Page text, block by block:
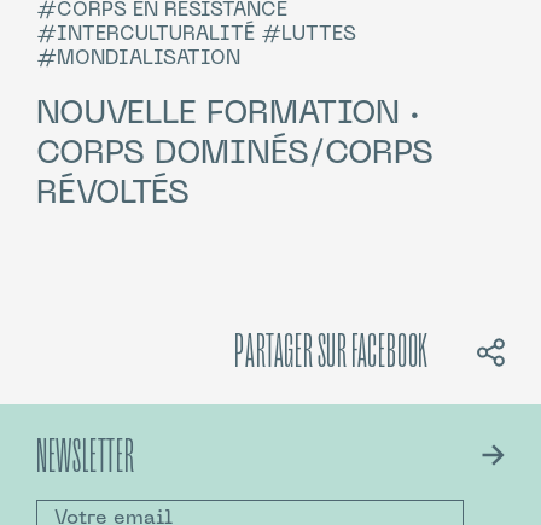
#CORPS EN RÉSISTANCE
#INTERCULTURALITÉ #LUTTES
#MONDIALISATION
NOUVELLE FORMATION ·
CORPS DOMINÉS/CORPS
RÉVOLTÉS
PARTAGER SUR FACEBOOK
NEWSLETTER